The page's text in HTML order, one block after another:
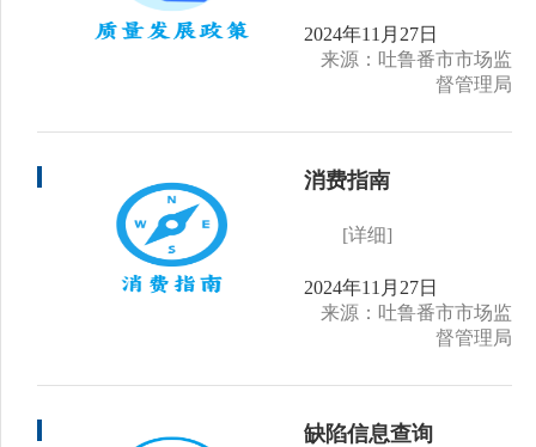
2024年11月27日
来源：吐鲁番市市场监
督管理局
消费指南
[详细]
2024年11月27日
来源：吐鲁番市市场监
督管理局
缺陷信息查询